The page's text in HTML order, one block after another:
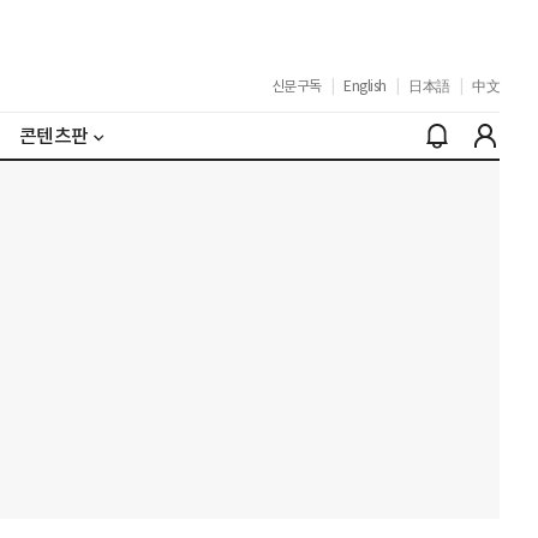
신문구독 English 日本語 中文
콘텐츠판